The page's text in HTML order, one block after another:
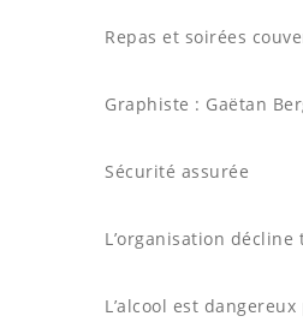
Repas et soirées
Graphiste : Gaëtan
Sécurité assurée
L’organisation
L’alcool est